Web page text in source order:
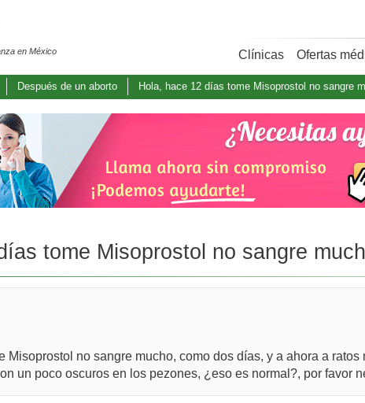
en México Clínicas Ofertas
Después de un aborto Hola, hace 12 días tome Misoprostol no sangre
tome Misoprostol no sangre
Misoprostol no sangre mucho, como dos días, y a ahora a
un poco oscuros en los pezones, ¿eso es normal?, por favor